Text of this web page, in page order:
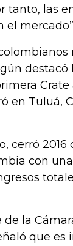
tanto, las
Crate
en Tuluá,
cerró 2016
con
de la
que es